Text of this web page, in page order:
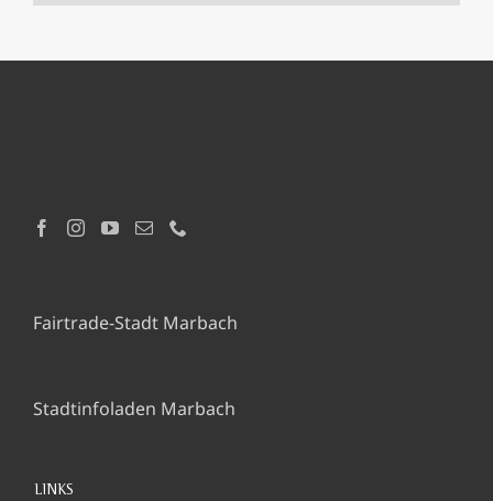
Fairtrade-Stadt Marbach
Stadtinfoladen Marbach
LINKS